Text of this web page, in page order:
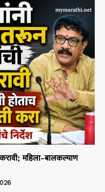
महिला-बालकल्याण